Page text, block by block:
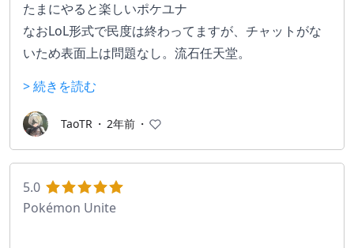
たまにやると楽しいポケユナ
なおLoL形式で民度は終わってますが、チャットがな
いため表面上は問題なし。流石任天堂。
度が個人的におすすめ
> 続きを読む
TaoTR ・ 2年前 ・
5.0
Pokémon Unite